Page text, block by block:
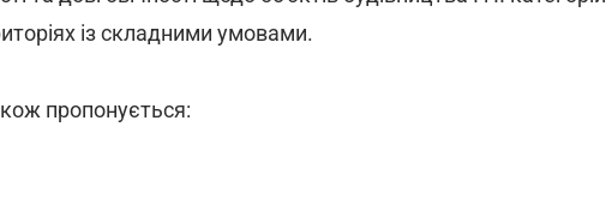
із складними умовами.
пропонується: